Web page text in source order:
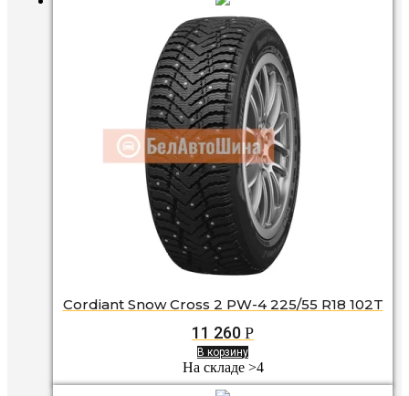
Cordiant Snow Cross 2 PW-4 225/55 R18 102T
11 260 Р
В корзину
На складе >4